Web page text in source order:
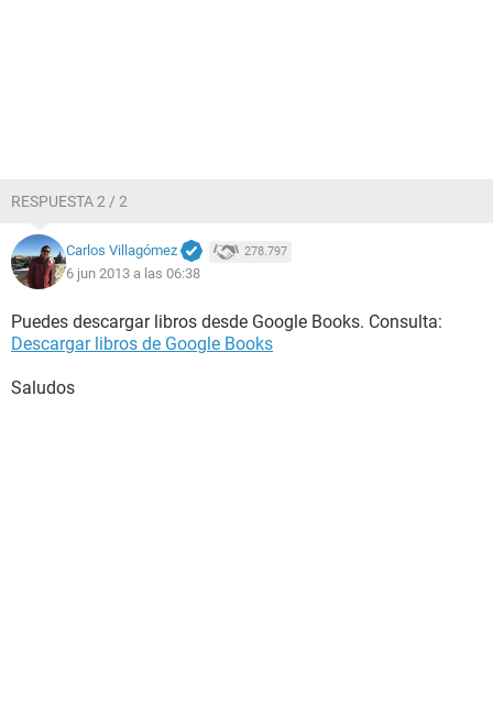
RESPUESTA 2 / 2
Carlos Villagómez 278.797
6 jun 2013 a las 06:38
Puedes descargar libros desde Google Books. Consulta:
Descargar libros de Google Books
Saludos